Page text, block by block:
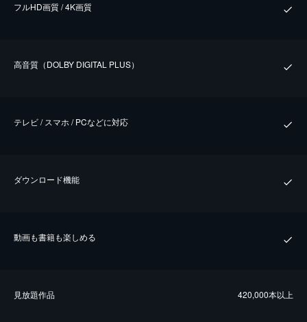
フルHD画質 / 4K画質
⾼⾳質（DOLBY DIGITAL PLUS）
テレビ / スマホ / PCなどに対応
ダウンロード機能
動画も書籍も楽しめる
⾒放題作品 420,000本以上